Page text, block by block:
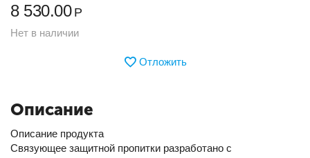
8 530.00 Р
Нет в наличии
Отложить
Описание
Описание продукта
Связующее защитной пропитки разработано с